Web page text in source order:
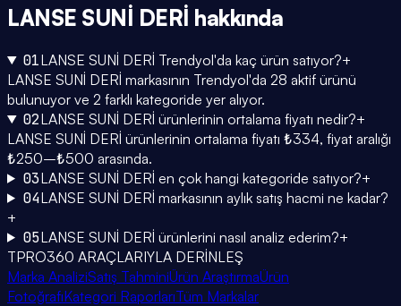
LANSE SUNİ DERİ hakkında
01LANSE SUNİ DERİ Trendyol'da kaç ürün satıyor?+
LANSE SUNİ DERİ markasının Trendyol'da 28 aktif ürünü
bulunuyor ve 2 farklı kategoride yer alıyor.
02LANSE SUNİ DERİ ürünlerinin ortalama fiyatı nedir?+
LANSE SUNİ DERİ ürünlerinin ortalama fiyatı ₺334, fiyat aralığı
₺250–₺500 arasında.
03LANSE SUNİ DERİ en çok hangi kategoride satıyor?+
04LANSE SUNİ DERİ markasının aylık satış hacmi ne kadar?
+
05LANSE SUNİ DERİ ürünlerini nasıl analiz ederim?+
TPRO360 ARAÇLARIYLA DERİNLEŞ
Marka AnaliziSatış TahminiÜrün AraştırmaÜrün
FotoğrafıKategori RaporlarıTüm Markalar